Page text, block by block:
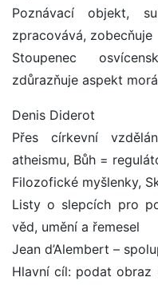
Poznávací objekt,
zpracovává, zobecňuje
Stoupenec
zdůrazňuje aspekt
Denis Diderot
Přes církevní
atheismu, Bůh =
Filozofické myšlenky,
Listy o slepcích pro
věd, umění a řemesel
Jean d’Alembert –
Hlavní cíl: podat obraz